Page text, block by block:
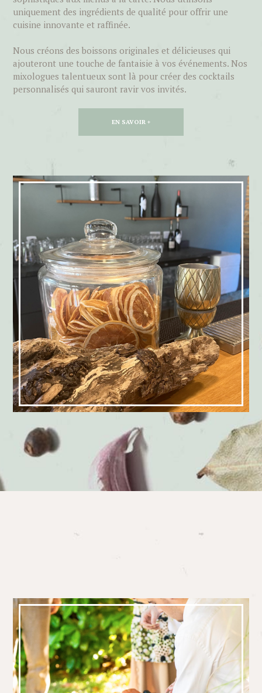
uniquement des ingrédients de qualité pour offrir une
cuisine innovante et raffinée.
Nous créons des boissons originales et délicieuses qui
ajouteront une touche de fantaisie à vos événements. Nos
mixologues talentueux sont là pour créer des cocktails
personnalisés qui sauront ravir vos invités.
EN SAVOIR +